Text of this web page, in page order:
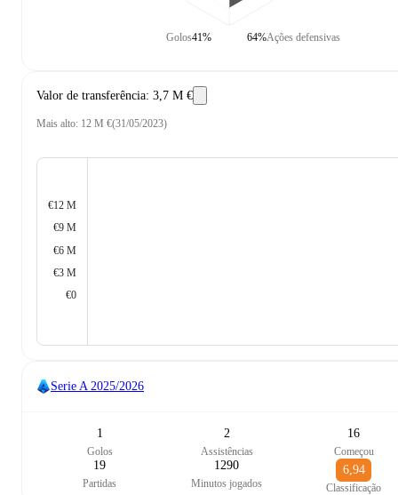
Golos41% Ações defensivas
64%
Valor de transferência: 3,7 M €
Mais alto: 12 M €(31/05/2023)
€12 M
€9 M
€6 M
€3 M
€0
Serie A 2025/2026
1
Golos
2
Assistências
16
Começou
19
Partidas
1290
Minutos jogados
6,94
Classificação